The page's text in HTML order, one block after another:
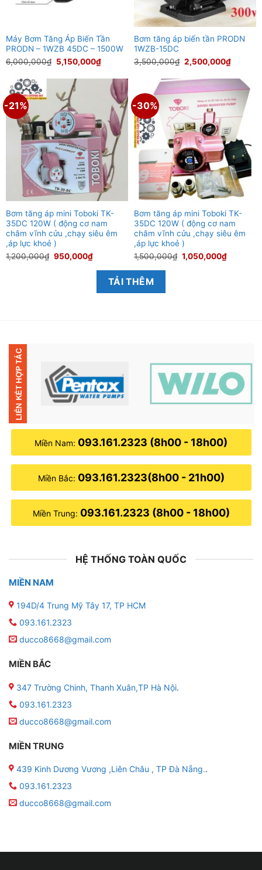
Máy Bơm Tăng Áp Biến Tần
PRODN – 1WZB 45DC – 1500W
6,000,000₫ Giá
gốc
là:
6,000,000₫.
5,150,000₫Giá
tại
5,150,000₫.
Bơm tăng áp biến tần PRODN
1WZB-15DC
3,500,000₫ Giá
gốc
3,500,000₫.
2,500,000₫Giá
tại
là:
-21%
Bơm tăng áp mini Toboki TK-
35DC 120W ( động cơ nam
châm vĩnh cửu ,chạy siêu êm
,áp lực khoẻ )
1,200,000₫ Giá
950,000₫Giá
tại
950,000₫.
-30%
Bơm tăng áp mini Toboki TK-
35DC 120W ( động cơ nam
châm vĩnh cửu ,chạy siêu êm
,áp lực khoẻ )
1,500,000₫ Giá
gốc
1,050,000₫Giá
TẢI THÊM
Miền Nam: 093.161.2323 (8h00 - 18h00)
Miền Bắc: 093.161.2323(8h00 - 21h00)
Miền Trung: 093.161.2323 (8h00 - 18h00)
HỆ THỐNG TOÀN QUỐC
MIỀN NAM
194D/4 Trung Mỹ Tây 17, TP HCM
093.161.2323
ducco8668@gmail.com
MIỀN BẮC
347 Trường Chinh, Thanh Xuân,TP Hà Nội.
093.161.2323
ducco8668@gmail.com
MIỀN TRUNG
439 Kinh Dương Vương ,Liên Châu , TP Đà Nẵng..
093.161.2323
ducco8668@gmail.com